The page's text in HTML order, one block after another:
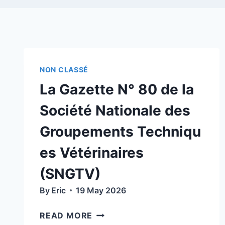
NON CLASSÉ
La Gazette N° 80 de la
Société Nationale des
Groupements Techniqu
es Vétérinaires
(SNGTV)
By Eric 19 May 2026
READ MORE LA